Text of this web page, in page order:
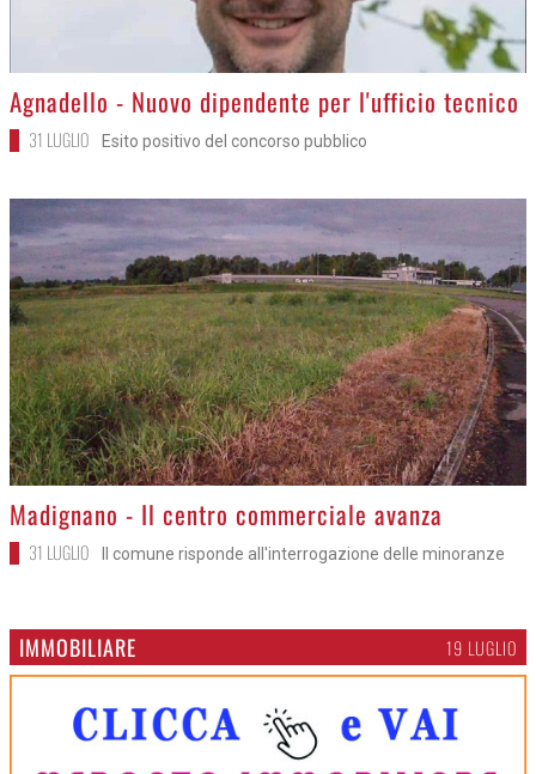
>
Agnadello - Nuovo dipendente per l'ufficio tecnico
31 LUGLIO Esito positivo del concorso pubblico
>Madignano - Il centro commerciale avanza
31 LUGLIO Il comune risponde all'interrogazione delle minoranze
IMMOBILIARE 19 LUGLIO